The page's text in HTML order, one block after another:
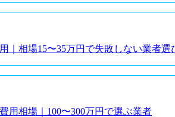
｜相場15〜35万円で失敗しない業者選
用相場｜100〜300万円で選ぶ業者